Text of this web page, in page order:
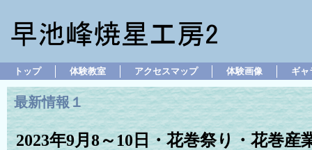
トップ 体験教室 アクセスマップ 体験画像 ギャ
最新情報１
2023年9月8～10日・花巻祭り・花巻産